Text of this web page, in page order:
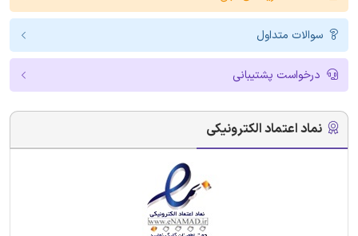
سوالات متداول
درخواست پشتیبانی
نماد اعتماد الکترونیکی